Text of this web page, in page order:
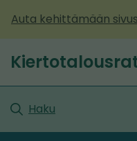
sisältöön
Auta kehittämään
Etusivu
Haku